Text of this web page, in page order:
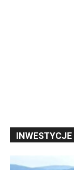
INWESTYCJE